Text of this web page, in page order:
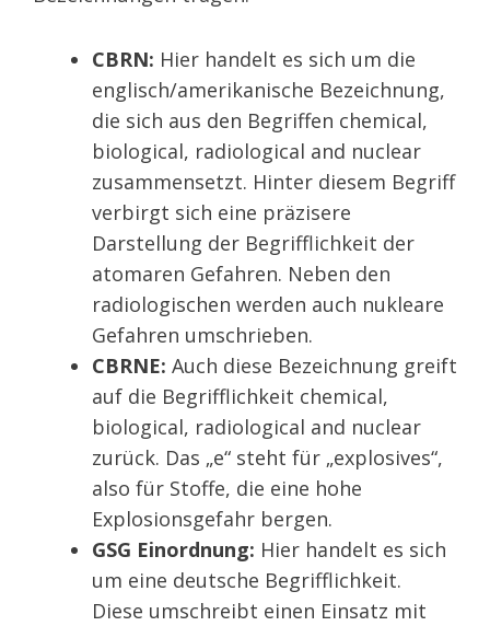
CBRN: Hier handelt es sich um die
englisch/amerikanische Bezeichnung,
die sich aus den Begriffen chemical,
biological, radiological and nuclear
zusammensetzt. Hinter diesem Begriff
verbirgt sich eine präzisere
Darstellung der Begrifflichkeit der
atomaren Gefahren. Neben den
radiologischen werden auch nukleare
Gefahren umschrieben.
CBRNE: Auch diese Bezeichnung greift
auf die Begrifflichkeit chemical,
biological, radiological and nuclear
zurück. Das „e“ steht für „explosives“,
also für Stoffe, die eine hohe
Explosionsgefahr bergen.
GSG Einordnung: Hier handelt es sich
um eine deutsche Begrifflichkeit.
Diese umschreibt einen Einsatz mit